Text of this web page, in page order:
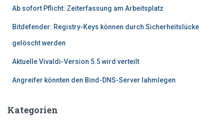
Ab sofort Pflicht: Zeiterfassung am Arbeitsplatz
Bitdefender: Registry-Keys können durch Sicherheitslücke
gelöscht werden
Aktuelle Vivaldi-Version 5.5 wird verteilt
Angreifer könnten den Bind-DNS-Server lahmlegen
Kategorien